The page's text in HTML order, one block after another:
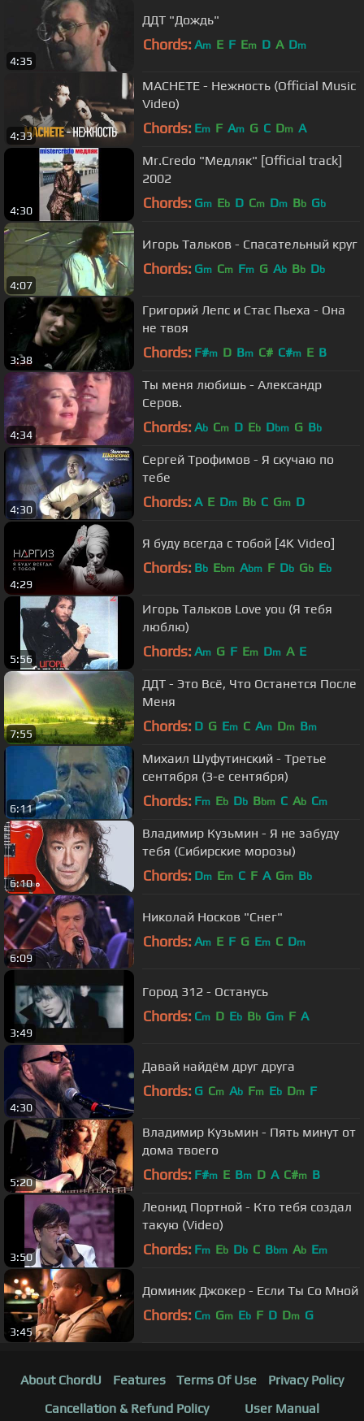
4:35
ДДТ "Дождь"
Chords: Am E F Em D A Dm
4:33
MACHETE - Нежность (Official Music
Video)
Chords: Em F Am G C Dm A
4:30
Mr.Credo "Медляк" [Official track]
2002
Chords: Gm Eb D Cm Dm Bb Gb
4:07
Игорь Тальков - Спасательный круг
Chords: Gm Cm Fm G Ab Bb Db
3:38
Григорий Лепс и Стас Пьеха - Она
не твоя
Chords: F#m D Bm C# C#m E B
4:34
Ты меня любишь - Александр
Серов.
Chords: Ab Cm D Eb Dbm G Bb
4:30
Сергей Трофимов - Я скучаю по
тебе
Chords: A E Dm Bb C Gm D
4:29
Я буду всегда с тобой [4K Video]
Chords: Bb Ebm Abm F Db Gb Eb
5:56
Игорь Тальков Love you (Я тебя
люблю)
Chords: Am G F Em Dm A E
7:55
ДДТ - Это Всё, Что Остaнется После
Меня
Chords: D G Em C Am Dm Bm
6:11
Михаил Шуфутинский - Третье
сентября (3-е сентября)
Chords: Fm Eb Db Bbm C Ab Cm
6:10
Владимир Кузьмин - Я не забуду
тебя (Сибирские морозы)
Chords: Dm Em C F A Gm Bb
6:09
Николай Носков "Снег"
Chords: Am E F G Em C Dm
3:49
Город 312 - Останусь
Chords: Cm D Eb Bb Gm F A
4:30
Давай найдём друг друга
Chords: G Cm Ab Fm Eb Dm F
5:20
Владимир Кузьмин - Пять минут от
дома твоего
Chords: F#m E Bm D A C#m B
3:50
Леонид Портной - Кто тебя создал
такую (Video)
Chords: Fm Eb Db C Bbm Ab Em
3:45
Доминик Джокер - Если Ты Со Мной
Chords: Cm Gm Eb F D Dm G
About ChordU Features Terms Of Use
Privacy Policy
Cancellation & Refund Policy
User Manual